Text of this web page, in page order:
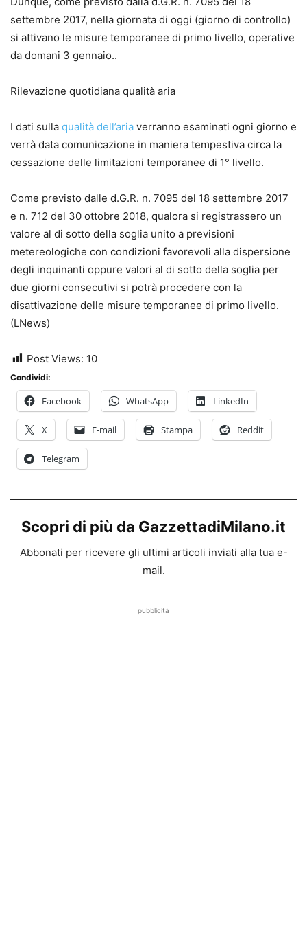
settembre 2017, nella giornata di oggi (giorno di controllo)
si attivano le misure temporanee di primo livello, operative
da domani 3 gennaio..
Rilevazione quotidiana qualità aria
I dati sulla qualità dell’aria verranno esaminati ogni giorno e
verrà data comunicazione in maniera tempestiva circa la
cessazione delle limitazioni temporanee di 1° livello.
Come previsto dalle d.G.R. n. 7095 del 18 settembre 2017
e n. 712 del 30 ottobre 2018, qualora si registrassero un
valore al di sotto della soglia unito a previsioni
metereologiche con condizioni favorevoli alla dispersione
degli inquinanti oppure valori al di sotto della soglia per
due giorni consecutivi si potrà procedere con la
disattivazione delle misure temporanee di primo livello.
(LNews)
Post Views: 10
Condividi:
Facebook WhatsApp LinkedIn
X E-mail Stampa Reddit
Telegram
Scopri di più da GazzettadiMilano.it
Abbonati per ricevere gli ultimi articoli inviati alla tua e-
mail.
pubblicità